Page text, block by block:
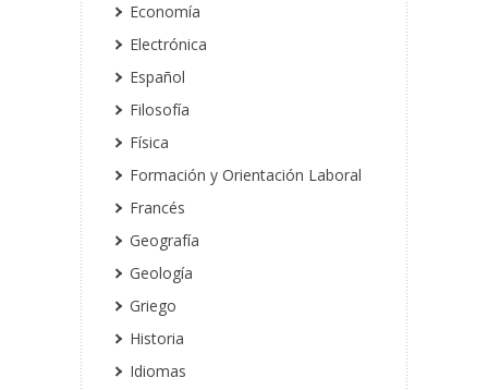
Economía
Electrónica
Español
Filosofía
Física
Formación y Orientación Laboral
Francés
Geografía
Geología
Griego
Historia
Idiomas